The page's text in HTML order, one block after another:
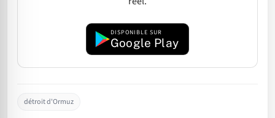
DISPONIBLE SUR
Google Play
détroit d'Ormuz